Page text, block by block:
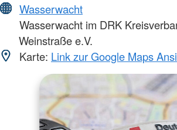
Wasserwacht
Wasserwacht im DRK
Weinstraße e.V.
Karte: Link zur Google Maps